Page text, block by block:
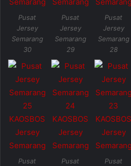
Pusat
Jersey
Semarang
30
Pusat
Jersey
Semarang
29
Pusat
Jersey
Semarang
28
Pusat
Pusat
Pusat